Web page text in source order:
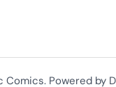
Powered by